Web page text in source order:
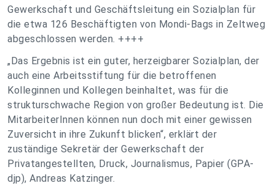
Gewerkschaft und Geschäftsleitung ein Sozialplan für
die etwa 126 Beschäftigten von Mondi-Bags in Zeltweg
abgeschlossen werden. ++++
„Das Ergebnis ist ein guter, herzeigbarer Sozialplan, der
auch eine Arbeitsstiftung für die betroffenen
Kolleginnen und Kollegen beinhaltet, was für die
strukturschwache Region von großer Bedeutung ist. Die
MitarbeiterInnen können nun doch mit einer gewissen
Zuversicht in ihre Zukunft blicken“, erklärt der
zuständige Sekretär der Gewerkschaft der
Privatangestellten, Druck, Journalismus, Papier (GPA-
djp), Andreas Katzinger.